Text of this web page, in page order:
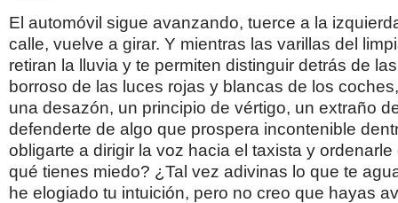
El automóvil sigue avanzando, tuerce a la
calle, vuelve a girar. Y mientras las varillas del
retiran la lluvia y te permiten distinguir detrás de
borroso de las luces rojas y blancas de los
una desazón, un principio de vértigo, un extraño
defenderte de algo que prospera incontenible
obligarte a dirigir la voz hacia el taxista y
qué tienes miedo? ¿Tal vez adivinas lo que te
he elogiado tu intuición, pero no creo que hayas